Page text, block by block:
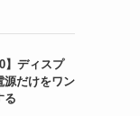
】ディスプ
源だけをワン
る